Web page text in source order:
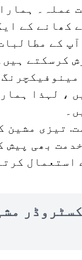
عملہ۔
کھانے کے
کے
کرسکتے
، لہذا
تیزی مشین
بھی پیش
استعمال